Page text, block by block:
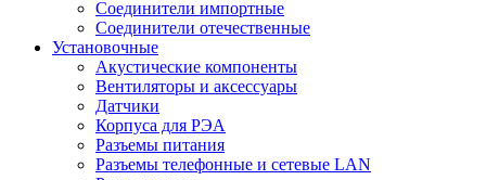
Соединители импортные
Соединители отечественные
Установочные
Акустические компоненты
Вентиляторы и аксессуары
Датчики
Корпуса для РЭА
Разъемы питания
Разъемы телефонные и сетевые LAN